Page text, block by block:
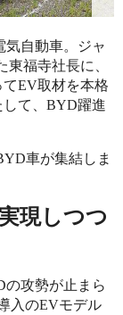
気自動車。ジャ
福寺社長に、
EV取材を本格
て、BYD躍進
車が集結しま
現しつつ
の攻勢が止まら
入のEVモデル